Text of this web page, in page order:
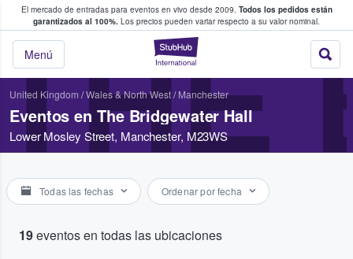
El mercado de entradas para eventos en vivo desde 2009. Todos los pedidos están
garantizados al 100%. Los precios pueden variar respecto a su valor nominal.
StubHub:
Menú
y venta de entradas entre fans
United Kingdom /Wales & North West/ Manchester
Eventos en The Bridgewater Hall
Lower Mosley Street, Manchester, M23WS
Todas las fechas Ordenar por fecha
19eventos en todas las ubicaciones